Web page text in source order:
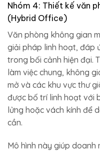
Nhóm 4: Thiết kế văn
(Hybrid Office)
Văn phòng không gian
giải pháp linh hoạt, đáp
trong bối cảnh hiện đại.
làm việc chung, không
mở và các khu vực thư
được bố trí linh hoạt với
lửng hoặc vách kính để
cần.
Mô hình này giúp doanh